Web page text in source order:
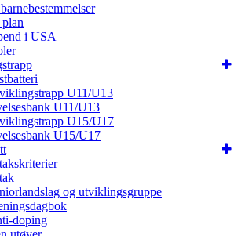
i USA
U11/U13
U11/U13
U15/U17
U15/U17
og utviklingsgruppe
doping